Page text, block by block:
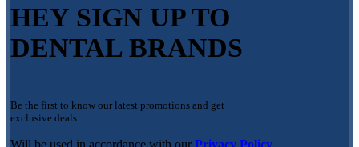
HEY SIGN UP TO
DENTAL BRANDS
Be the first to know our latest promotions and get
exclusive deals